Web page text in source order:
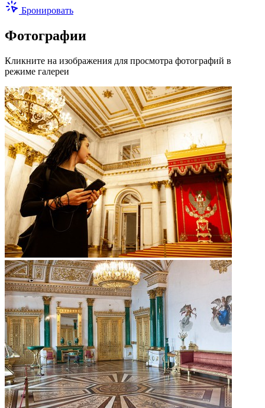
Бронировать
Фотографии
Кликните на изображения для просмотра фотографий в
режиме галереи